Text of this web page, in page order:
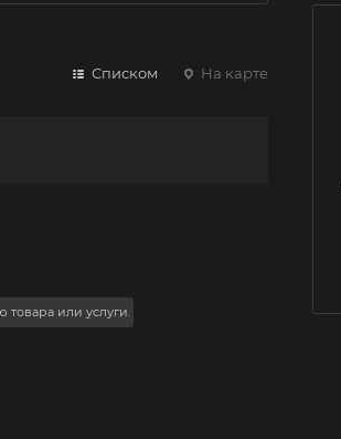
Списком На карте
или услуги.